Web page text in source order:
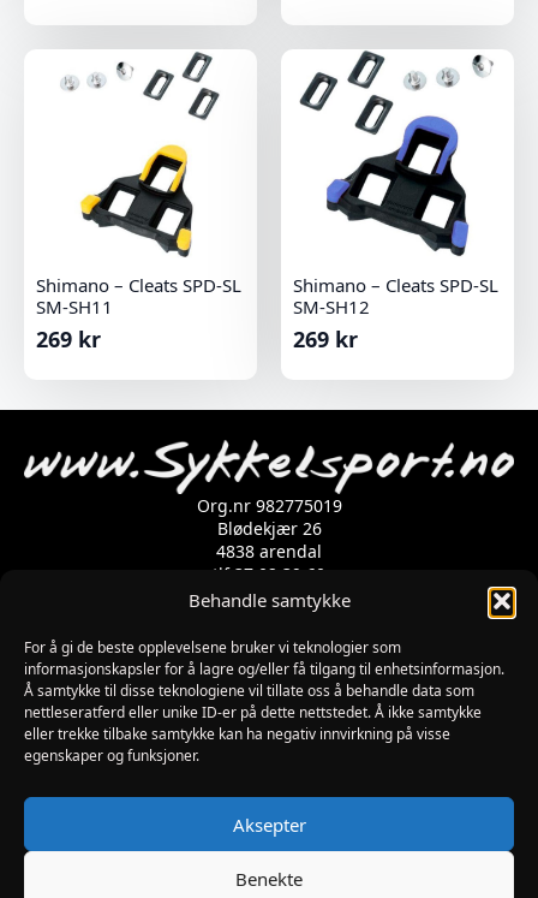
Behandle samtykke
For å gi de beste opplevelsene bruker vi teknologier som
informasjonskapsler for å lagre og/eller få tilgang til enhetsinformasjon.
Å samtykke til disse teknologiene vil tillate oss å behandle data som
nettleseratferd eller unike ID-er på dette nettstedet. Å ikke samtykke
eller trekke tilbake samtykke kan ha negativ innvirkning på visse
egenskaper og funksjoner.
Aksepter
Benekte
Shimano – Cleats SPD-SL
SM-SH11
269 kr
Shimano – Cleats SPD-SL
SM-SH12
269 kr
Org.nr 982775019
Blødekjær 26
4838 arendal
tlf 37 02 39 60
Kontaktskjema
Åpningstider
MANDAG-FREDAG: 09:00-17:00
LØRDAG: 10:00-15:00
SØNDAG: STENGT
PÅSKEAFTEN OG PINSEAFTEN : 10:00-13:00
Informasjon
MIN SIDE
KJØPSBETINGELSER